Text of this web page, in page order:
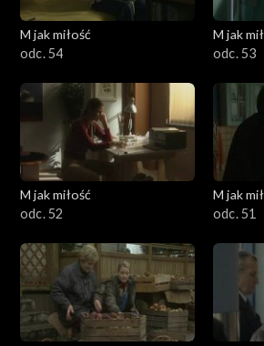
M jak miłość
odc. 54
M jak
odc. 53
M jak miłość
odc. 52
M jak
odc. 51